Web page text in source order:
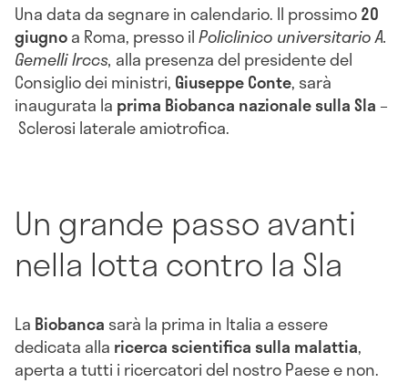
Una data da segnare in calendario. Il prossimo20
giugnoa Roma, presso ilPoliclinico universitario A.
Gemelli Irccs, alla presenza del presidente del
Consiglio dei ministri, Giuseppe Conte, sarà
inaugurata la prima Biobanca nazionale sulla Sla –
Sclerosi laterale amiotrofica.
Un grande passo avanti
nella lotta contro la Sla
La Biobanca sarà la prima in Italia a essere
dedicata alla ricerca scientifica sulla malattia,
aperta a tutti i ricercatori del nostro Paese e non.